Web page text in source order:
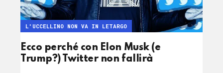
Ecco perché con Elon Musk (e
Trump?) Twitter non fallirà
L'UCCELLINO NON VA IN LETARGO